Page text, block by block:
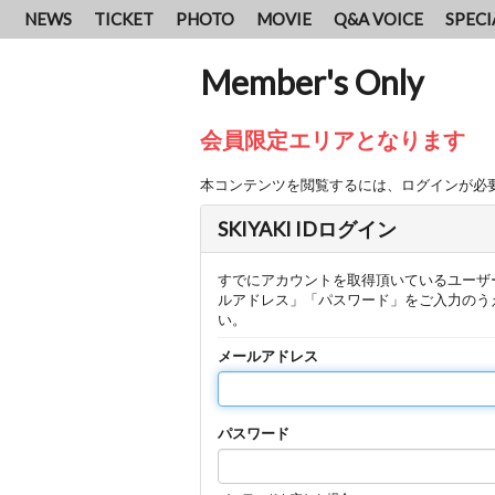
NEWS TICKET PHOTO MOVIE Q&A VOICE
Member's Only
会員限定エリアとなります
本コンテンツを閲覧するには、ログインが必
SKIYAKI IDログイン
すでにアカウントを取得頂いているユー
ルアドレス」「パスワード」をご入力の
い。
メールアドレス
パスワード